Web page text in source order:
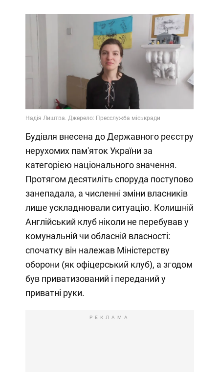
Будівля внесена до Державного реєстру
нерухомих пам'яток України за
категорією національного значення.
Протягом десятиліть споруда поступово
занепадала, а численні зміни власників
лише ускладнювали ситуацію. Колишній
Англійський клуб ніколи не перебував у
комунальній чи обласній власності:
спочатку він належав Міністерству
оборони (як офіцерський клуб), а згодом
був приватизований і переданий у
приватні руки.
РЕКЛАМА